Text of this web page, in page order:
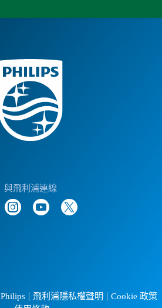
與飛利浦連線
Philips 飛利浦隱私權聲明
Cookie 政策